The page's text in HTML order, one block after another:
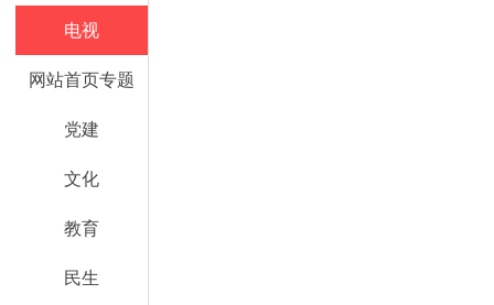
电视
网站首页专题
党建
文化
教育
民生